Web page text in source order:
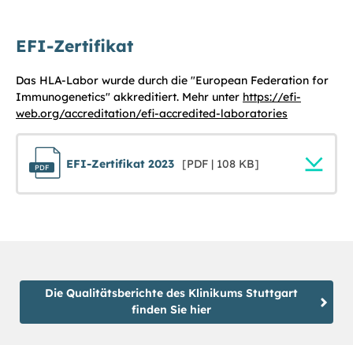
EFI-Zertifikat
Das HLA-Labor wurde durch die "European Federation for
Immunogenetics" akkreditiert. Mehr unter https://efi-
web.org/accreditation/efi-accredited-laboratories
EFI-Zertifikat 2023 [PDF | 108 KB]
Die Qualitätsberichte des Klinikums Stuttgart
finden Sie hier